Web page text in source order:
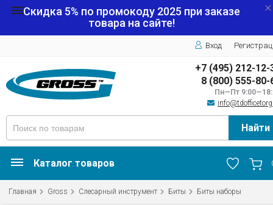
Скидка 5% по промокоду 2025 при заказе
товара на сайте!
Вход
+7 (495) 212-12-
8 (800) 555-80-
Пн—Пт
Найти
Каталог товаров
Главная Gross Слесарный инструмент Биты Биты наборы